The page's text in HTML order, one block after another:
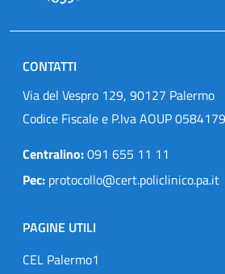
CONTATTI
Via del Vespro 129, 90127 Palermo
Codice Fiscale e P.Iva AOUP
Centralino:091 655 11 11
Pec: protocollo@cert.policlinico.pa.it
PAGINE UTILI
CEL Palermo1